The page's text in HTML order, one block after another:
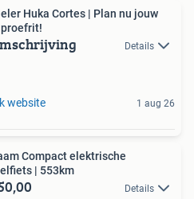
Huka Cortes | Plan nu jouw
Details
website 1 aug 26
Compact elektrische
| 553km
Details